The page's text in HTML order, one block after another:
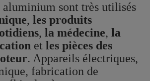
aluminium sont très utilisés
, les produits
, la médecine, la
et les pièces des
. Appareils électriques,
fabrication de